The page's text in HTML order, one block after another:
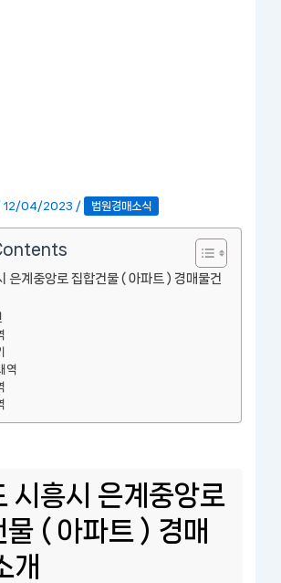
12/04/2023 / 법원경매소식
은계중앙로 집합건물 ( 아파트 ) 경매물건
역
시흥시 은계중앙로
물 ( 아파트 ) 경매
개